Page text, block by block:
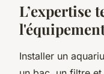
L’expertise
Installer un